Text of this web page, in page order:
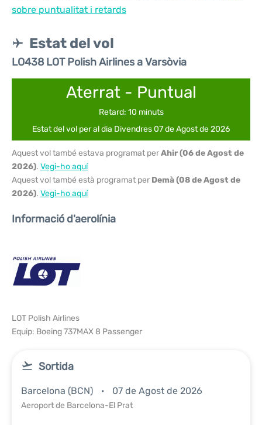
sobre puntualitat i retards
Estat del vol
LO438 LOT Polish Airlines a Varsòvia
Aterrat - Puntual
Retard: 10 minuts
Estat del vol per al dia Divendres 07 de Agost de 2026
Aquest vol també estava programat perAhir (06 de Agost de
2026). Vegi-ho aquí
Aquest vol també està programat per Demà (08 de Agost de
2026). Vegi-ho aquí
Informació d'aerolínia
LOT Polish Airlines
Equip: Boeing 737MAX 8 Passenger
Sortida
Barcelona (BCN) 07 de Agost de 2026
Aeroport de Barcelona-El Prat